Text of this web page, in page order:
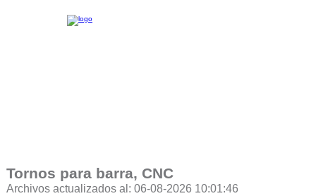
Tornos para barra, CNC
Archivos actualizados al: 06-08-2026 10:01:46